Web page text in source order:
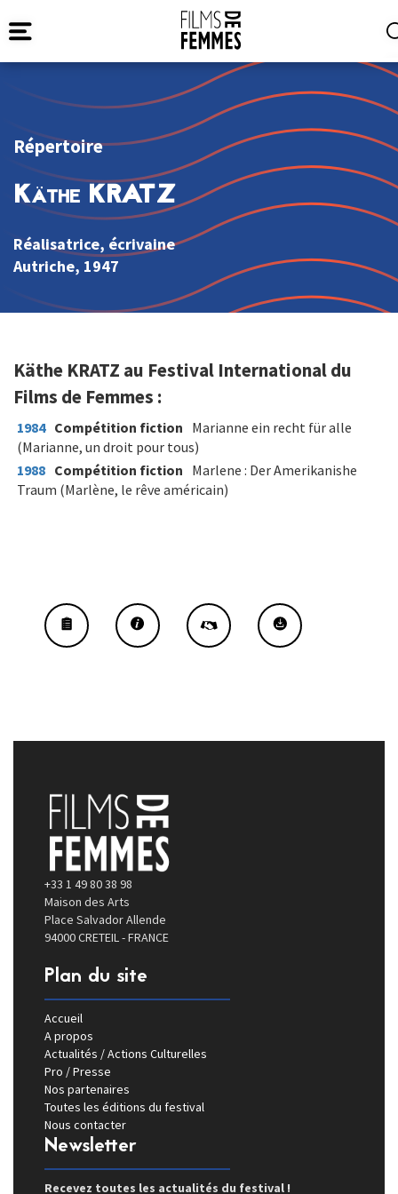
Répertoire
Käthe KRATZ
Réalisatrice, écrivaine
Autriche, 1947
Käthe KRATZ au Festival International du
Films de Femmes :
1984 Compétition fiction Marianne ein recht für alle
(Marianne, un droit pour tous)
1988 Compétition fiction Marlene : Der Amerikanishe
Traum (Marlène, le rêve américain)
+33 1 49 80 38 98
Maison des Arts
Place Salvador Allende
94000 CRETEIL - FRANCE
Plan du site
Accueil
A propos
Actualités / Actions Culturelles
Pro / Presse
Nos partenaires
Toutes les éditions du festival
Nous contacter
Newsletter
Recevez toutes les actualités du festival !